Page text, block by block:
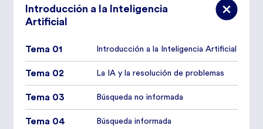
Introducción a la Inteligencia
Artificial
Tema 01 Introducción a la Inteligencia Artificial
Tema 02 La IA y la resolución de problemas
Tema 03 Búsqueda no informada
Tema 04 Búsqueda informada